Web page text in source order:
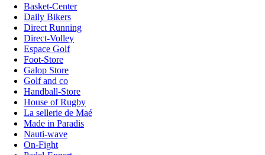
Basket-Center
Daily Bikers
Direct Running
Direct-Volley
Espace Golf
Foot-Store
Galop Store
Golf and co
Handball-Store
House of Rugby
La sellerie de Maé
Made in Paradis
Nauti-wave
On-Fight